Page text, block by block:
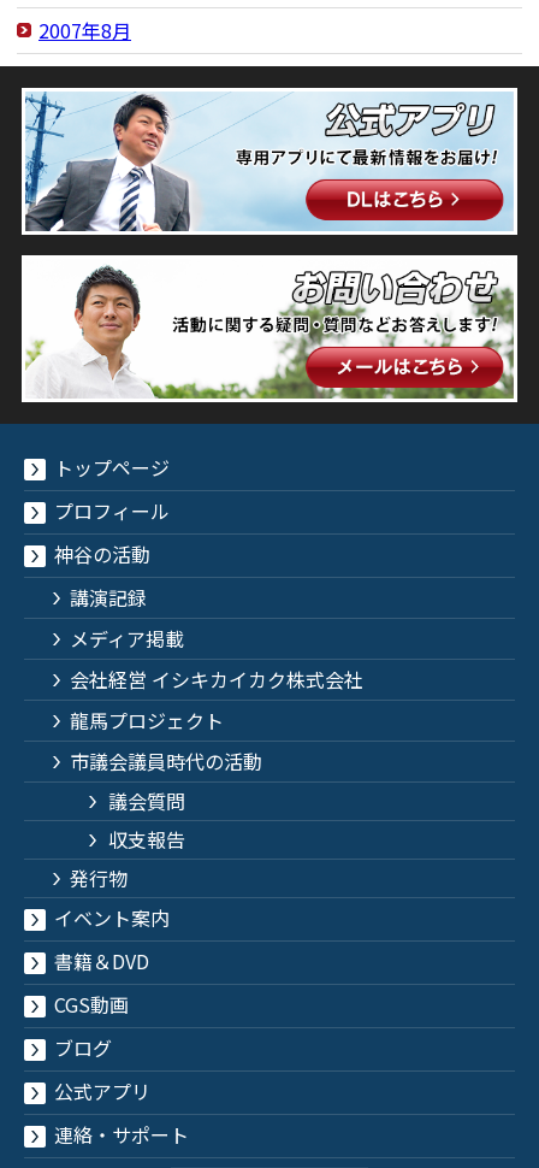
2007年8月
トップページ
プロフィール
神谷の活動
講演記録
メディア掲載
会社経営 イシキカイカク株式会社
龍馬プロジェクト
市議会議員時代の活動
議会質問
収支報告
発行物
イベント案内
書籍＆DVD
CGS動画
ブログ
公式アプリ
連絡・サポート